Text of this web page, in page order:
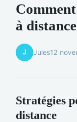
à
J Jules12
Stratégies
distance